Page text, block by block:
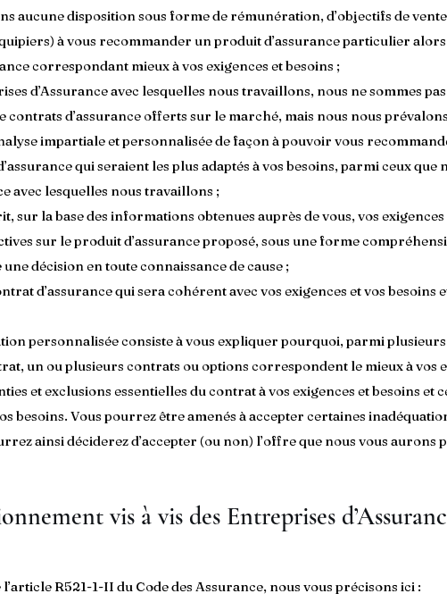
aucune disposition sous forme de rémunération, d’objectifs de
à vous recommander un produit d’assurance particulier
correspondant mieux à vos exigences et besoins ;
d’Assurance avec lesquelles nous travaillons, nous ne sommes
d’assurance offerts sur le marché, mais nous nous
impartiale et personnalisée de façon à pouvoir vous
qui seraient les plus adaptés à vos besoins, parmi ceux
avec lesquelles nous travaillons ;
sur la base des informations obtenues auprès de vous, vos exigences
sur le produit d’assurance proposé, sous une forme
décision en toute connaissance de cause ;
d’assurance qui sera cohérent avec vos exigences et vos besoins
personnalisée consiste à vous expliquer pourquoi, parmi
un ou plusieurs contrats ou options correspondent le mieux à vos
et exclusions essentielles du contrat à vos exigences et besoins et
besoins. Vous pourrez être amenés à accepter certaines
ainsi déciderez d’accepter (ou non) l’offre que nous vous aurons
vis à vis des Entreprises
R521-1-II du Code des Assurance, nous vous précisons ici :